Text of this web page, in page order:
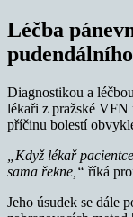
Léčba
Diagnostikou a
lékaři z pražské VFN
příčinu bolestí
„Když lékař
sama řekne,“ říká
Jeho úsudek se dále